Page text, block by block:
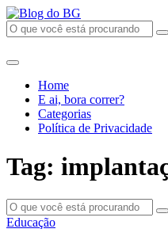
Home
E ai, bora correr?
Categorias
Política de Privacidade
Tag:
Educação